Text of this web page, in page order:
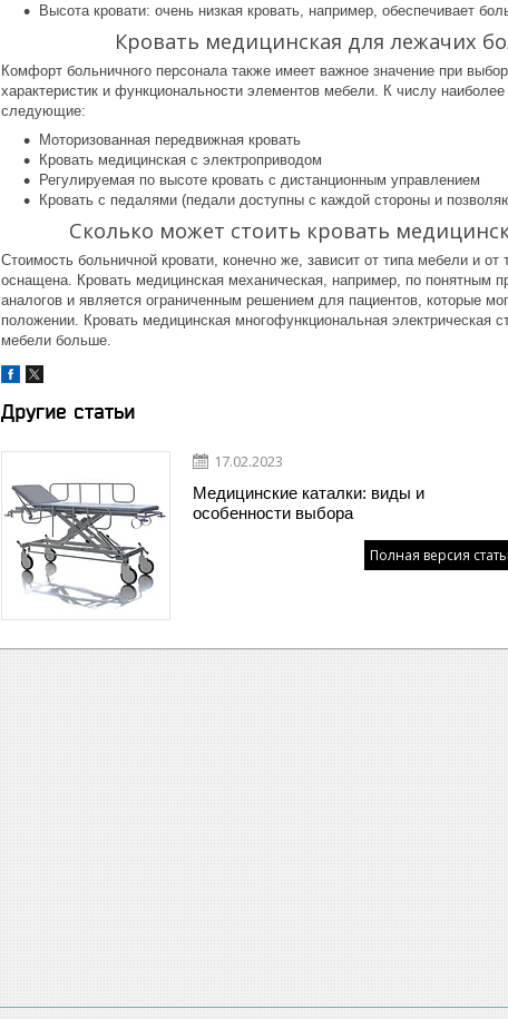
Высота кровати: очень низкая кровать, например, обеспечивает
Кровать медицинская для лежачих
Комфорт больничного персонала также имеет важное значение при
характеристик и функциональности элементов мебели. К числу наиболее
следующие:
Моторизованная передвижная кровать
Кровать медицинская с электроприводом
Регулируемая по высоте кровать с дистанционным управлением
Кровать с педалями (педали доступны с каждой стороны и
Сколько может стоить кровать
Стоимость больничной кровати, конечно же, зависит от типа мебели и
оснащена. Кровать медицинская механическая, например, по понятным
аналогов и является ограниченным решением для пациентов, которые
положении. Кровать медицинская многофункциональная электрическая
мебели больше.
Другие статьи
17.02.2023
Медицинские каталки: виды и
особенности выбора
Полная версия